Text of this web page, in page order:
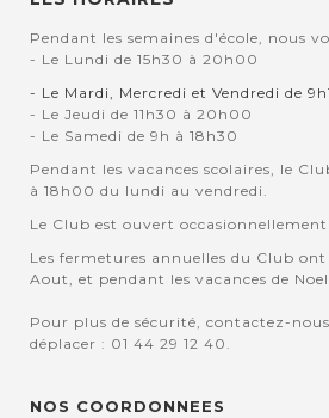
Pendant les semaines d'école, nous
- Le Lundi de 15h30 à 20h00
- Le Mardi, Mercredi et Vendredi de
- Le Jeudi de 11h30 à 20h00
- Le Samedi de 9h à 18h30
Pendant les vacances scolaires, le
à 18h00 du lundi au vendredi.
Le Club est ouvert
Les fermetures annuelles du Club
Aout, et pendant les vacances de
Pour plus de sécurité, contactez-
déplacer : 01 44 29 12 40.
NOS COORDONNEES